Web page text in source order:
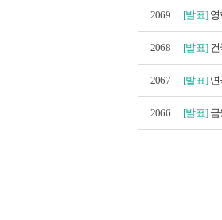
2069 [발표]
2068 [발표]
2067 [발표]
2066 [발표]